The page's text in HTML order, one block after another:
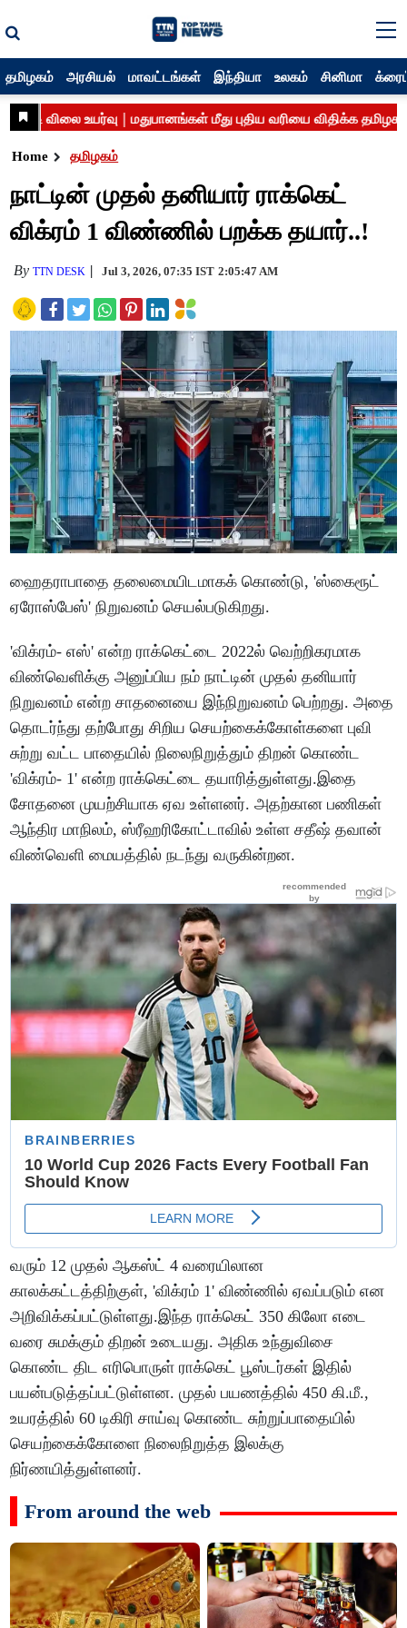
தமிழகம் அரசியல் மாவட்டங்கள் இந்தியா உலகம் சினிமா
Home தமிழகம்
நாட்டின் முதல் தனியார் ராக்கெட்
விக்ரம் 1 விண்ணில் பறக்க தயார்..!
ByTTN DESK Jul 3, 2026, 07:35 IST 2:05:47 AM
ஹைதராபாதை தலைமையிடமாகக் கொண்டு, 'ஸ்கைரூட்
ஏரோஸ்பேஸ்' நிறுவனம் செயல்படுகிறது.
'விக்ரம்- எஸ்' என்ற ராக்கெட்டை 2022ல் வெற்றிகரமாக
விண்வெளிக்கு அனுப்பிய நம் நாட்டின் முதல் தனியார்
நிறுவனம் என்ற சாதனையை இந்நிறுவனம் பெற்றது. அதை
தொடர்ந்து தற்போது சிறிய செயற்கைக்கோள்களை புவி
சுற்று வட்ட பாதையில் நிலைநிறுத்தும் திறன் கொண்ட
'விக்ரம்- 1' என்ற ராக்கெட்டை தயாரித்துள்ளது.இதை
சோதனை முயற்சியாக ஏவ உள்ளனர். அதற்கான பணிகள்
ஆந்திர மாநிலம், ஸ்ரீஹரிகோட்டாவில் உள்ள சதீஷ் தவான்
விண்வெளி மையத்தில் நடந்து வருகின்றன.
வரும் 12 முதல் ஆகஸ்ட் 4 வரையிலான
காலக்கட்டத்திற்குள், 'விக்ரம் 1' விண்ணில் ஏவப்படும் என
அறிவிக்கப்பட்டுள்ளது.இந்த ராக்கெட் 350 கிலோ எடை
வரை சுமக்கும் திறன் உடையது. அதிக உந்துவிசை
கொண்ட திட எரிபொருள் ராக்கெட் பூஸ்டர்கள் இதில்
பயன்படுத்தப்பட்டுள்ளன. முதல் பயணத்தில் 450 கி.மீ.,
உயரத்தில் 60 டிகிரி சாய்வு கொண்ட சுற்றுப்பாதையில்
செயற்கைக்கோளை நிலைநிறுத்த இலக்கு
நிர்ணயித்துள்ளனர்.
From around the web